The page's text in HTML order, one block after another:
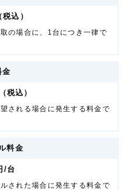
込）
の場合に、1台につき一律で
金
税込）
される場合に発生する料金で
料金
/台
された場合に発生する料金で